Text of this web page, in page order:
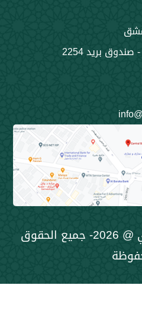
مصرف سورية المركزي @ 2026- جميع الحقوق